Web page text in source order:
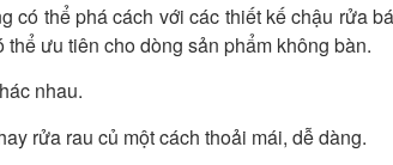
có thể phá cách với các thiết kế chậu rửa
ưu tiên cho dòng sản phẩm không bàn.
nhau.
rửa rau củ một cách thoải mái, dễ dàng.